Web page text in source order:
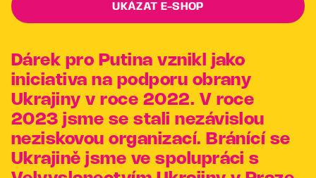
UKÁZAT E-SHOP
Dárek pro Putina vznikl jako
iniciativa na podporu obrany
Ukrajiny v roce 2022. V roce
2023 jsme se stali nezávislou
neziskovou organizací. Bránící se
Ukrajině jsme ve spolupráci s